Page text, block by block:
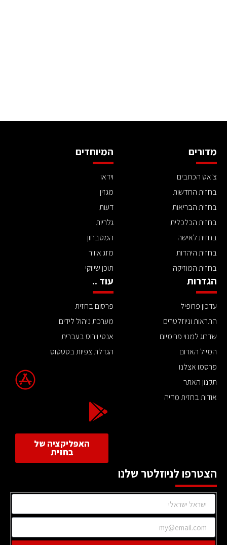
מדורים
צ'אט הכתבים
בחזית החדשות
בחזית הבריאות
בחזית הכלכלית
בחזית לאישה
בחזית היהדות
בחזית המוזיקה
המיוחדים
וידאו
מגזין
דעות
גלריות
המטבחון
מזג אוויר
תוכן שיווקי
הגדרות
עדכון פרופיל
התראות וניוזלטרים
שדרוג למנוי פרימיום
המייל האדום
פרסמו אצלנו
תקנון האתר
אודות בחזית מדיה
עוד ..
פרסום בחזית
מערכת ניהול לידים
אנטי וירוס בעברית
הגדלת צפיות בסטטוס
האפליקציה של
בחזית
הצטרפו לניוזלטר שלנו